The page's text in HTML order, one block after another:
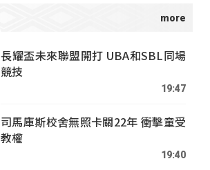
長耀盃未來聯盟開打 UBA和SBL同場
競技
19:47
司馬庫斯校舍無照卡關22年 衝擊童受
教權
19:40